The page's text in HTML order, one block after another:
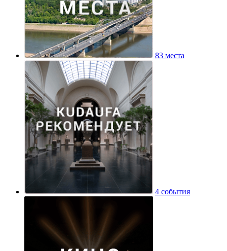
83 места
4 события